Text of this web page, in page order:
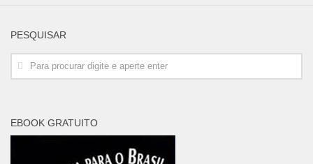
PESQUISAR
EBOOK GRATUITO